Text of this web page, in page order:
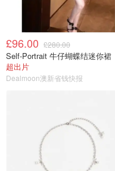
£96.00 £280.00
Self-Portrait 牛仔蝴蝶结迷你裙
超出片
Dealmoon澳新省钱快报